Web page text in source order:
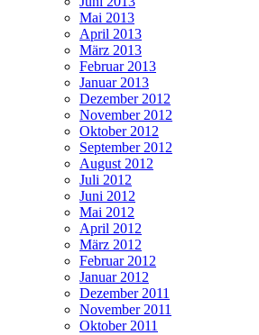
Mai 2013
April 2013
März 2013
Februar 2013
Januar 2013
Dezember 2012
November 2012
Oktober 2012
September 2012
August 2012
Juli 2012
Juni 2012
Mai 2012
April 2012
März 2012
Februar 2012
Januar 2012
Dezember 2011
November 2011
Oktober 2011